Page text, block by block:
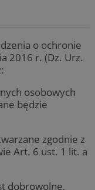
o ochronie
2016 r. (Dz. Urz.
osobowych
będzie
zgodnie z
Art. 6 ust. 1 lit. a
dobrowolne,